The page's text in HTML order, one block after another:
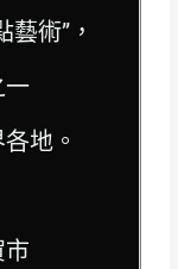
術”，
一
地。